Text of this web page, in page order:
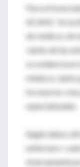
Para el
ACAMI, “en la
de médicos de
ciento de las
se evidencia
médicos, tanto
incorporar a
especializadas.
Según datos
enfermero
inversamente